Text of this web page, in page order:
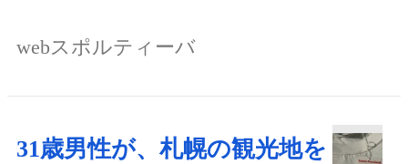
webスポルティーバ
31歳男性が、札幌の観光地を